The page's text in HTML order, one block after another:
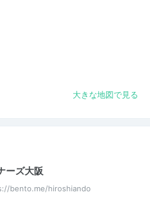
大きな地図で見る
ーズ大阪
bento.me/hiroshiando